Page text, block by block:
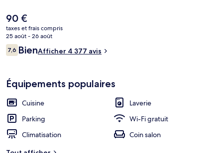
pas d'éloges en ce qui concerne le personnel attentionné et
l'emplacement. Les transports publics sont tout proches. Station de
métro Flagstaff se situe à seulement 9 min à pied.
Le
prix
actuel
est
de
90 €
taxes et frais compris
25 août - 26 août
Avis
voyageurs
7,67,6 sur 10
BienAfficher 4 377 avis
Équipements populaires
Cuisine
Laverie
Parking
Wi-Fi gratuit
Climatisation
Coin salon